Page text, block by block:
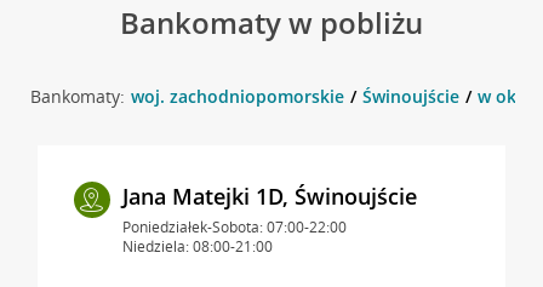
Bankomaty w pobliżu
Bankomaty: woj. zachodniopomorskie Świnoujście w
Jana Matejki 1D, Świnoujście
Poniedziałek-Sobota: 07:00-22:00
Niedziela: 08:00-21:00